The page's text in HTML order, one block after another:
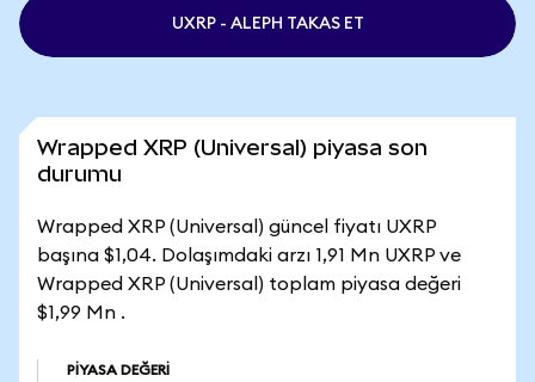
UXRP - ALEPH TAKAS ET
Wrapped XRP (Universal) piyasa son
durumu
Wrapped XRP (Universal) güncel fiyatı UXRP
başına $1,04. Dolaşımdaki arzı 1,91 Mn UXRP ve
Wrapped XRP (Universal) toplam piyasa değeri
$1,99 Mn .
PIYASA DEĞERI